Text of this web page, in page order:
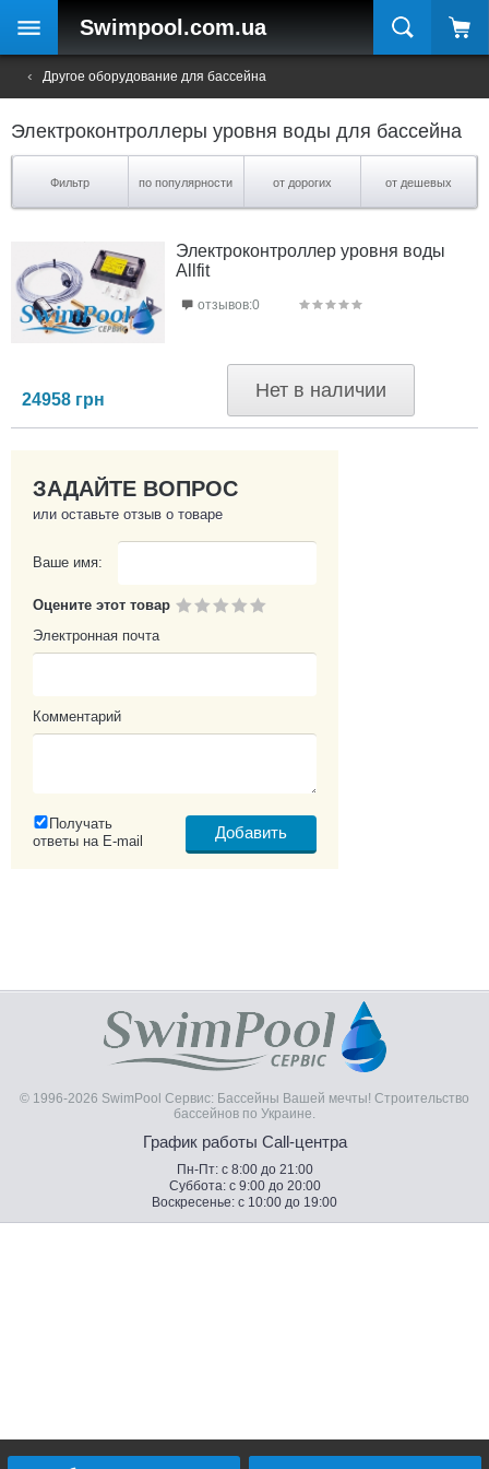
устройства, которые служит для контроля уровня воды в
бассейне.
Swimpool .com.ua
Другое оборудование для бассейна
Электроконтроллеры уровня воды для бассейна
Фильтр по популярности от дорогих от дешевых
Электроконтроллер уровня воды
Allfit
24958 грн Нет в наличии
отзывов:0
ЗАДАЙТЕ ВОПРОС
или оставьте отзыв о товаре
Ваше имя:
Оцените этот товар
Электронная почта
Комментарий
Получать
ответы на E-mail
© 1996-2026 SwimPool Сервис: Бассейны Вашей мечты! Строительство
бассейнов по Украине.
График работы Call-центра
Пн-Пт: с 8:00 до 21:00
Суббота: с 9:00 до 20:00
Воскресенье: с 10:00 до 19:00